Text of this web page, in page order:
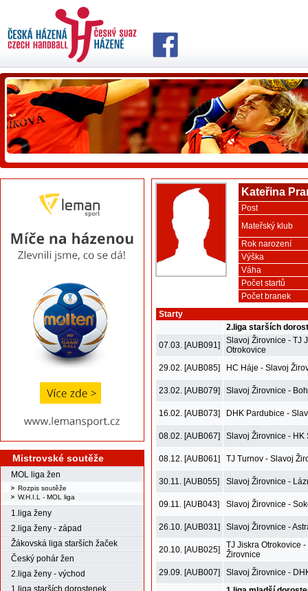
Mistrovské soutěže
MOL liga žen
Rozpis soutěže
W.H.I.L - MOL liga
1.liga ženy
2.liga ženy - západ
Žákovská liga starších žaček
Český pohár žen
2.liga ženy - východ
1.liga starších dorostenek
Kateřina
Post
Mateřský klub
Rok narození
Výška
Váha
Počet startů
Počet branek
Starty
2.liga starších
07.03. [AUB091]
Slavoj Žirovnice - TJ
Otrokovice
29.02. [AUB085]
HC Háje - Slavoj
23.02. [AUB079] Slavoj Žirovnice -
16.02. [AUB073] DHK Pardubice -
08.02. [AUB067] Slavoj Žirovnice - HK
08.12. [AUB061] TJ Turnov - Slavoj
30.11. [AUB055] Slavoj Žirovnice -
09.11. [AUB043] Slavoj Žirovnice -
26.10. [AUB031] Slavoj Žirovnice -
20.10. [AUB025]
TJ Jiskra Otrokovice
Žirovnice
29.09. [AUB007]
Slavoj Žirovnice -